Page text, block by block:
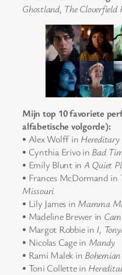
Ghostland, The Cloverfield
Mijn top 10 favoriete
alfabetische volgorde):
• Alex Wolff in Hereditary
• Cynthia Erivo in Bad
• Emily Blunt in A Quiet
• Frances McDormand in
Missouri
• Lily James in Mamma
• Madeline Brewer in Cam
• Margot Robbie in I,
• Nicolas Cage in Mandy
• Rami Malek in
• Toni Collette in